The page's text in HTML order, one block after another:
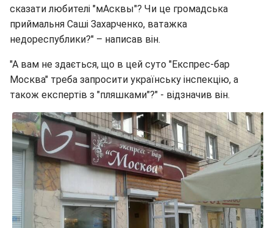
сказати любителі "мАсквы"? Чи це громадська
приймальня Саші Захарченко, ватажка
недореспублики?" – написав він.
"А вам не здається, що в цей суто "Експрес-бар
Москва" треба запросити українську інспекцію, а
також експертів з "пляшками"?" - відзначив він.